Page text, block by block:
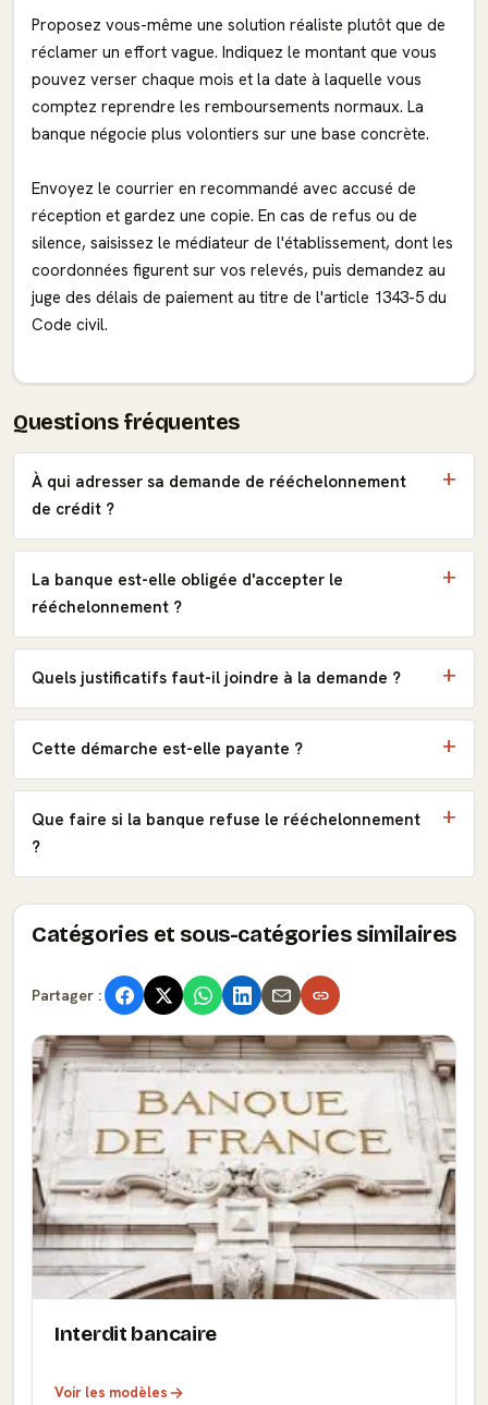
Proposez vous-même une solution réaliste plutôt que de
réclamer un effort vague. Indiquez le montant que vous
pouvez verser chaque mois et la date à laquelle vous
comptez reprendre les remboursements normaux. La
banque négocie plus volontiers sur une base concrète.
Envoyez le courrier en recommandé avec accusé de
réception et gardez une copie. En cas de refus ou de
silence, saisissez le médiateur de l'établissement, dont les
coordonnées figurent sur vos relevés, puis demandez au
juge des délais de paiement au titre de l'article 1343-5 du
Code civil.
Questions fréquentes
À qui adresser sa demande de rééchelonnement
de crédit ?
La banque est-elle obligée d'accepter le
rééchelonnement ?
Quels justificatifs faut-il joindre à la demande ?
Cette démarche est-elle payante ?
Que faire si la banque refuse le rééchelonnement
?
Catégories et sous-catégories similaires
Partager :
Interdit bancaire
Voir les modèles